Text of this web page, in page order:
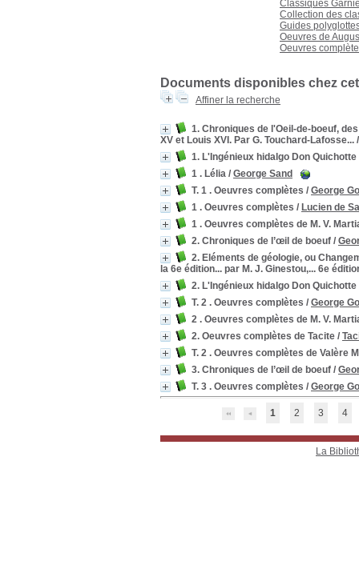
Classiques
Collection des
Guides
Oeuvres de
Oeuvres
Documents disponibles chez
Affiner la recherche
1. Chroniques de l'Oeil-de-boeuf,
XV et Louis XVI. Par G. Touchard-Lafosse...
1. L'Ingénieux hidalgo Don
1 . Lélia / George Sand
T. 1 . Oeuvres complètes / George
1 . Oeuvres complètes / Lucien de
1 . Oeuvres complètes de M. V.
2. Chroniques de l’œil de boeuf /
2. Eléments de géologie, ou
la 6e édition... par M. J. Ginestou,... 6e
2. L'Ingénieux hidalgo Don
T. 2 . Oeuvres complètes / George
2 . Oeuvres complètes de M. V.
2. Oeuvres complètes de Tacite /
T. 2 . Oeuvres complètes de Valère
3. Chroniques de l’œil de boeuf /
T. 3 . Oeuvres complètes / George
1 2 3 4
La